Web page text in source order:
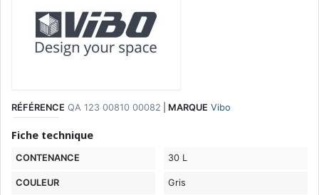
RÉFÉRENCE QA 123 00810 00082 MARQUE Vibo
Fiche technique
CONTENANCE 30 L
COULEUR Gris